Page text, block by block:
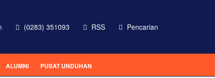
(0283) 351093 RSS Pencarian
ALUMNI PUSAT UNDUHAN